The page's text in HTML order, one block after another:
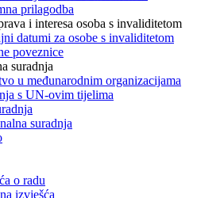
prilagodba
i interesa osoba s invaliditetom
datumi za osobe s invaliditetom
poveznice
suradnja
u međunarodnim organizacijama
s UN-ovim tijelima
suradnja
o radu
izvješća